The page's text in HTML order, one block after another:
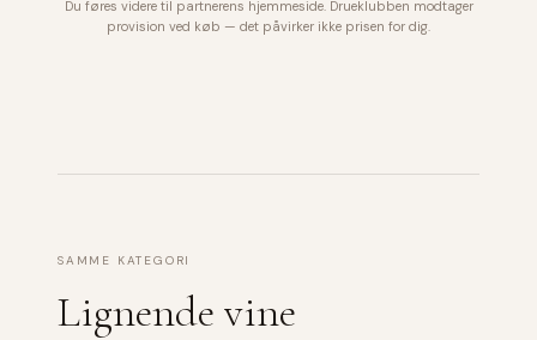
Du føres videre til partnerens hjemmeside. Drueklubben modtager
provision ved køb — det påvirker ikke prisen for dig.
SAMME KATEGORI
Lignende vine